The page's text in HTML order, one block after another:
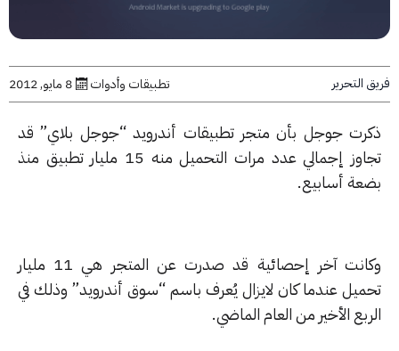
تطبيقات وأدوات 8 مايو, 2012
جوجل بأن متجر تطبيقات أندرويد “جوجل بلاي” قد
تجاوز إجمالي عدد مرات التحميل منه 15 مليار تطبيق منذ
أسابيع.
وكانت آخر إحصائية قد صدرت عن المتجر هي 11 مليار
عندما كان لايزال يُعرف باسم “سوق أندرويد” وذلك في
الأخير من العام الماضي.